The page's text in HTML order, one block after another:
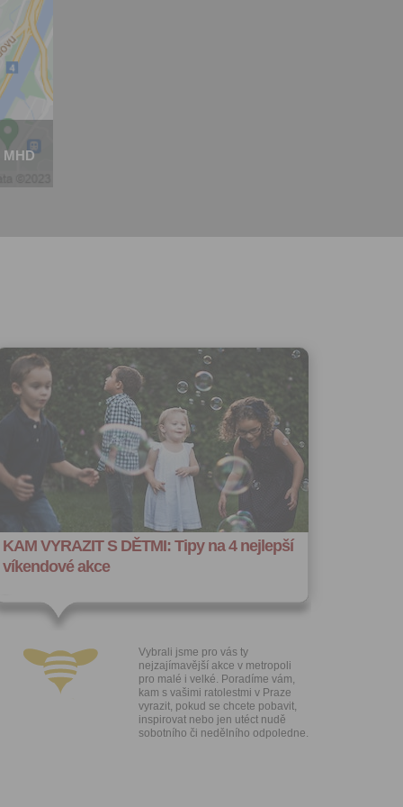
MHD
KAM VYRAZIT S DĚTMI: Tipy na 4 nejlepší
víkendové akce
Vybrali jsme pro vás ty
nejzajímavější akce v metropoli
pro malé i velké. Poradíme vám,
kam s vašimi ratolestmi v Praze
vyrazit, pokud se chcete pobavit,
inspirovat nebo jen utéct nudě
sobotního či nedělního odpoledne.
účelem
účtu
na
po
až do
starší 16
že jste
s